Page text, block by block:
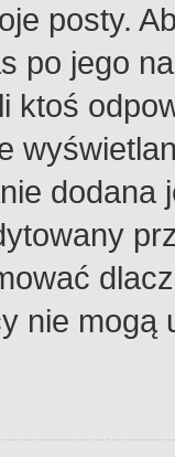
posty.
po jego
ktoś
dodana
nie